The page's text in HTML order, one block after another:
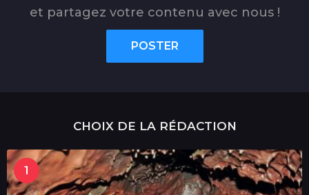
et partagez votre contenu avec nous !
POSTER
CHOIX DE LA RÉDACTION
1